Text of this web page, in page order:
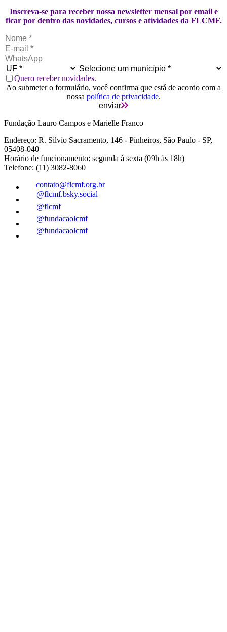
Inscreva-se para receber nossa newsletter mensal por email e
ficar por dentro das novidades, cursos e atividades da FLCMF.
Quero receber novidades.
Ao submeter o formulário, você confirma que está de acordo com a
nossa política de privacidade.
enviar
Fundação Lauro Campos e Marielle Franco
Endereço: R. Silvio Sacramento, 146 - Pinheiros, São Paulo - SP,
05408-040
Horário de funcionamento: segunda à sexta (09h às 18h)
Telefone: (11) 3082-8060
contato@flcmf.org.br
@flcmf.bsky.social
@flcmf
@fundacaolcmf
@fundacaolcmf